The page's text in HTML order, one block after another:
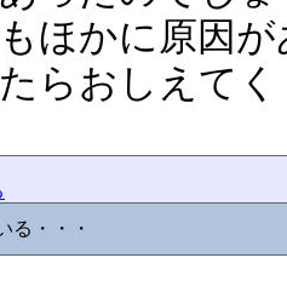
ほかに原因
らおしえてく
る・・・